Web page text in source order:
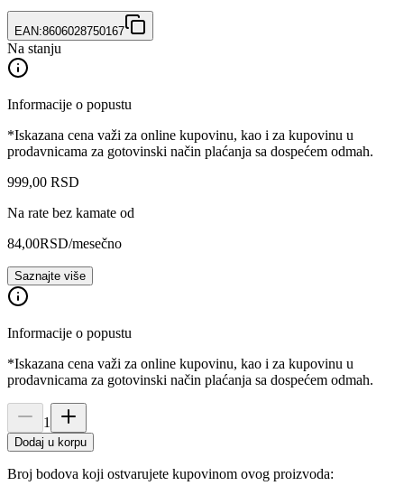
EAN:8606028750167
Na stanju
Informacije o popustu
*Iskazana cena važi za online kupovinu, kao i za kupovinu u
prodavnicama za gotovinski način plaćanja sa dospećem odmah.
999,00 RSD
Na rate bez kamate od
84,00RSD/mesečno
Saznajte više
Informacije o popustu
*Iskazana cena važi za online kupovinu, kao i za kupovinu u
prodavnicama za gotovinski način plaćanja sa dospećem odmah.
1
Dodaj u korpu
Broj bodova koji ostvarujete kupovinom ovog proizvoda: